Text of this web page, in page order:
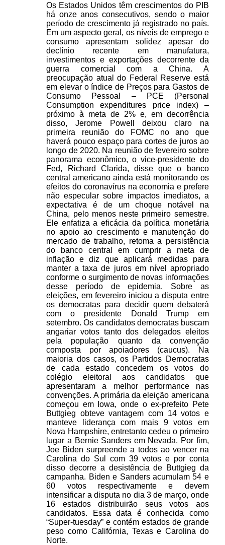
Os Estados Unidos têm crescimentos do PIB
há onze anos consecutivos, sendo o maior
período de crescimento já registrado no país.
Em um aspecto geral, os níveis de emprego e
consumo apresentam solidez apesar do
declínio recente em manufatura,
investimentos e exportações decorrente da
guerra comercial com a China. A
preocupação atual do Federal Reserve está
em elevar o índice de Preços para Gastos de
Consumo Pessoal – PCE (Personal
Consumption expenditures price index) –
próximo à meta de 2% e, em decorrência
disso, Jerome Powell deixou claro na
primeira reunião do FOMC no ano que
haverá pouco espaço para cortes de juros ao
longo de 2020. Na reunião de fevereiro sobre
panorama econômico, o vice-presidente do
Fed, Richard Clarida, disse que o banco
central americano ainda está monitorando os
efeitos do coronavírus na economia e prefere
não especular sobre impactos imediatos, a
expectativa é de um choque notável na
China, pelo menos neste primeiro semestre.
Ele enfatiza a eficácia da política monetária
no apoio ao crescimento e manutenção do
mercado de trabalho, retoma a persistência
do banco central em cumprir a meta de
inflação e diz que aplicará medidas para
manter a taxa de juros em nível apropriado
conforme o surgimento de novas informações
desse período de epidemia. Sobre as
eleições, em fevereiro iniciou a disputa entre
os democratas para decidir quem debaterá
com o presidente Donald Trump em
setembro. Os candidatos democratas buscam
angariar votos tanto dos delegados eleitos
pela população quanto da convenção
composta por apoiadores (caucus). Na
maioria dos casos, os Partidos Democratas
de cada estado concedem os votos do
colégio eleitoral aos candidatos que
apresentaram a melhor performance nas
convenções. A primária da eleição americana
começou em Iowa, onde o ex-prefeito Pete
Buttgieg obteve vantagem com 14 votos e
manteve liderança com mais 9 votos em
Nova Hampshire, entretanto cedeu o primeiro
lugar a Bernie Sanders em Nevada. Por fim,
Joe Biden surpreende a todos ao vencer na
Carolina do Sul com 39 votos e por conta
disso decorre a desistência de Buttgieg da
campanha. Biden e Sanders acumulam 54 e
60 votos respectivamente e devem
intensificar a disputa no dia 3 de março, onde
16 estados distribuirão seus votos aos
candidatos. Essa data é conhecida como
“Super-tuesday” e contém estados de grande
peso como Califórnia, Texas e Carolina do
Norte.